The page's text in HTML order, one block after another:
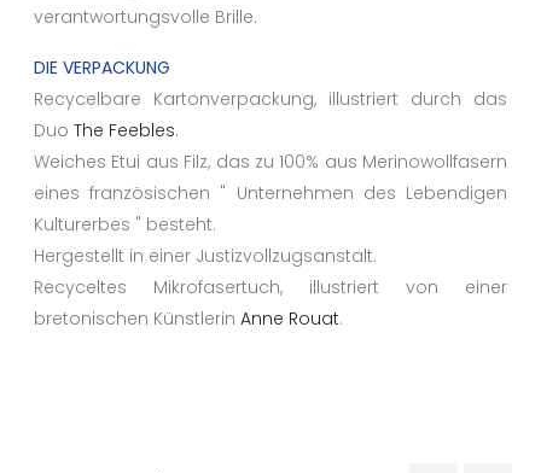
verantwortungsvolle Brille.
DIE VERPACKUNG
Recycelbare Kartonverpackung, illustriert durch das
Duo The Feebles.
Weiches Etui aus Filz, das zu 100% aus Merinowollfasern
eines französischen " Unternehmen des Lebendigen
Kulturerbes " besteht.
Hergestellt in einer Justizvollzugsanstalt.
Recyceltes Mikrofasertuch, illustriert von einer
bretonischen Künstlerin Anne Rouat.